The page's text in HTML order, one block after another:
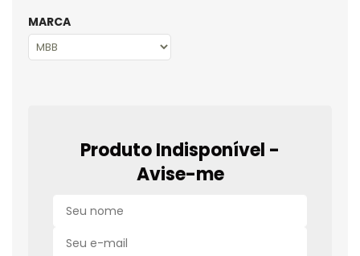
MARCA
Produto Indisponível -
Avise-me